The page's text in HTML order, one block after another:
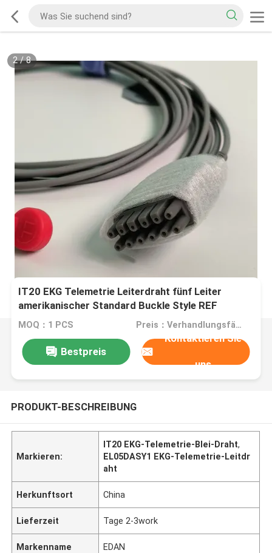
2/8
IT20 EKG Telemetrie Leiterdraht fünf Leiter
amerikanischer Standard Buckle Style REF
EL05DASY1
MOQ：1 PCS Preis：Verhandlungsfähig
Bestpreis
Kontaktieren Sie
uns
PRODUKT-BESCHREIBUNG
Markieren:
IT20 EKG-Telemetrie-Blei-Draht,
EL05DASY1 EKG-Telemetrie-Leitdr
aht
Herkunftsort China
Lieferzeit Tage 2-3work
Markenname EDAN